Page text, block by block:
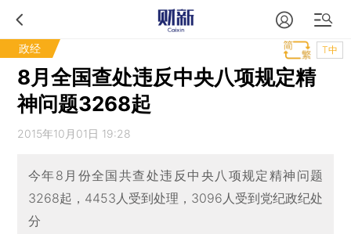
政经 T中
8月全国查处违反中央八项规定精
神问题3268起
2015年10月01日 19:28
今年8月份全国共查处违反中央八项规定精神问题
3268起，4453人受到处理，3096人受到党纪政纪处
分